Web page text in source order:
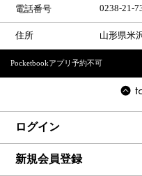
電話番号 0238-21-
住所 山形県米
Pocketbookアプリ予約不可
ログイン
新規会員登録